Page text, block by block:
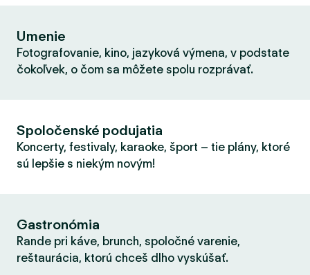
Umenie
Fotografovanie, kino, jazyková výmena, v podstate
čokoľvek, o čom sa môžete spolu rozprávať.
Spoločenské podujatia
Koncerty, festivaly, karaoke, šport – tie plány, ktoré
sú lepšie s niekým novým!
Gastronómia
Rande pri káve, brunch, spoločné varenie,
reštaurácia, ktorú chceš dlho vyskúšať.